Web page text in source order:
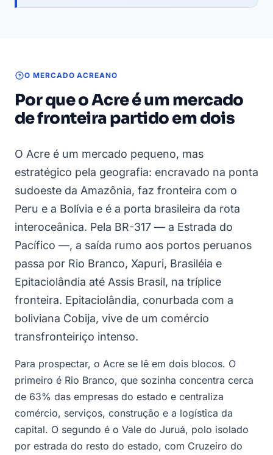
O MERCADO ACREANO
Por que o Acre é um mercado
de fronteira partido em dois
O Acre é um mercado pequeno, mas
estratégico pela geografia: encravado na ponta
sudoeste da Amazônia, faz fronteira com o
Peru e a Bolívia e é a porta brasileira da rota
interoceânica. Pela BR-317 — a Estrada do
Pacífico —, a saída rumo aos portos peruanos
passa por Rio Branco, Xapuri, Brasiléia e
Epitaciolândia até Assis Brasil, na tríplice
fronteira. Epitaciolândia, conurbada com a
boliviana Cobija, vive de um comércio
transfronteiriço intenso.
Para prospectar, o Acre se lê em dois blocos. O
primeiro é Rio Branco, que sozinha concentra cerca
de 63% das empresas do estado e centraliza
comércio, serviços, construção e a logística da
capital. O segundo é o Vale do Juruá, polo isolado
por estrada do resto do estado, com Cruzeiro do